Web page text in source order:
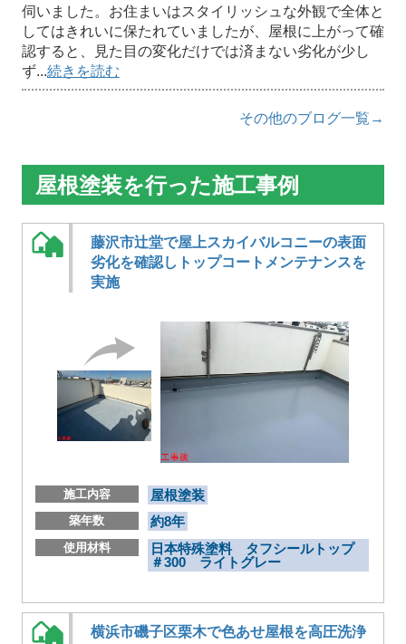
伺いました。お住まいはスタイリッシュな外観で全体と
してはきれいに保たれていましたが、屋根に上がって確
認すると、見た目の変化だけでは済まない劣化が少し
ず...続きを読む
その他のブログ一覧→
屋根塗装を行った施工事例
藤沢市辻堂で屋上スカイバルコニーの表面
劣化を確認しトップコートメンテナンスを
実施
施工内容 屋根塗装
築年数 約8年
使用材料
日本特殊塗料 タフシールトップ
＃300 ライトグレー
横浜市磯子区栗木で色あせ屋根を高圧洗浄